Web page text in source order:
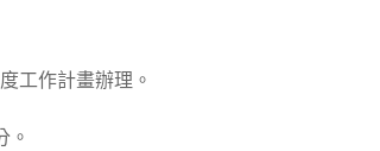
工作計畫辦理。
。